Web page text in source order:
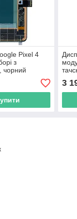
Pixel 4
з
чорний
3